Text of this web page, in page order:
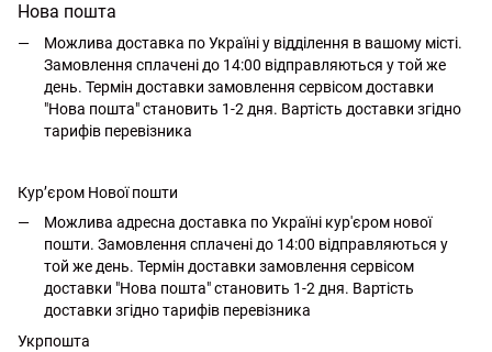
Нова пошта
Можлива доставка по Україні у відділення в вашому місті.
Замовлення сплачені до 14:00 відправляються у той же
день. Термін доставки замовлення сервісом доставки
"Нова пошта" становить 1-2 дня. Вартість доставки згідно
тарифів перевізника
Кур’єром Нової пошти
Можлива адресна доставка по Україні кур'єром нової
пошти. Замовлення сплачені до 14:00 відправляються у
той же день. Термін доставки замовлення сервісом
доставки "Нова пошта" становить 1-2 дня. Вартість
доставки згідно тарифів перевізника
Укрпошта